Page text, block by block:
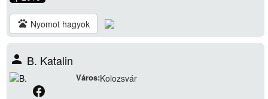
pets Nyomot hagyok
person B. Katalin
Város:Kolozsvár
facebook